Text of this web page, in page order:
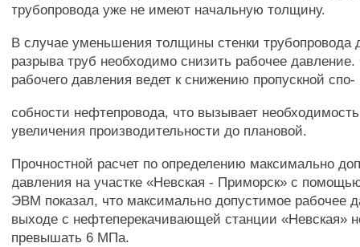
трубопровода уже не имеют начальную толщину.
В случае уменьшения толщины стенки трубопровода
разрыва труб необходимо снизить рабочее
рабочего давления ведет к снижению пропускной спо-
собности нефтепровода, что вызывает
увеличения производительности до плановой.
Прочностной расчет по определению максимально
давления на участке «Невская - Приморск» с
ЭВМ показал, что максимально допустимое рабочее
выходе с нефтеперекачивающей станции «Невская»
превышать 6 МПа.